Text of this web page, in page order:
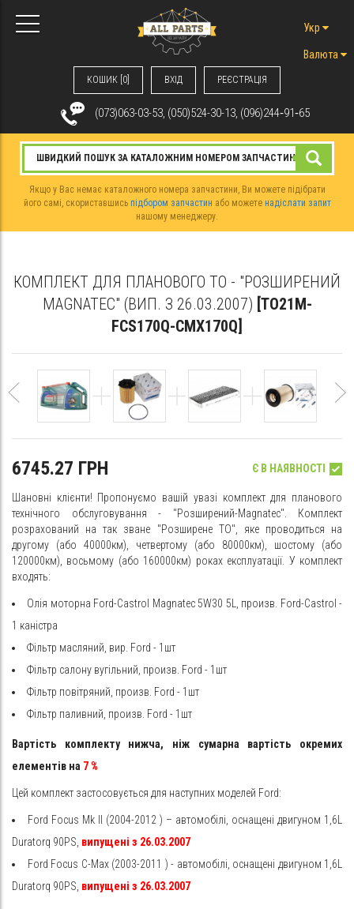
КОШИК [0] ВХIД РЕЄСТРАЦІЯ
Укр
Валюта
(073)063-03-53, (050)524-30-13, (096)244‑91‑65
Якщо у Вас немає каталожного номера запчастини, Ви можете підібрати
його самі, скориставшись підбором запчастин або можете надіслати запит
нашому менеджеру.
КОМПЛЕКТ ДЛЯ ПЛАНОВОГО ТО - "РОЗШИРЕНИЙ
MAGNATEC" (ВИП. З 26.03.2007) [TO21M-
FCS170Q-CMX170Q]
6745.27 ГРН Є В НАЯВНОСТІ
Шановні клієнти! Пропонуємо вашій увазі комплект для планового
технічного обслуговування - "Розширений-Magnatec". Комплект
розрахований на так зване "Розширене ТО", яке проводиться на
другому (або 40000км), четвертому (або 80000км), шостому (або
120000км), восьмому (або 160000км) роках експлуатації. У комплект
входять:
Олія моторна Ford-Castrol Magnatec 5W30 5L, произв. Ford-Castrol -
1 каністра
Фільтр масляний, вир. Ford - 1шт
Фільтр салону вугільний, произв. Ford - 1шт
Фільтр повітряний, произв. Ford - 1шт
Фільтр паливний, произв. Ford - 1шт
Вартість комплекту нижча, ніж сумарна вартість окремих
елементів на 7%
Цей комплект застосовується для наступних моделей Ford:
Ford Focus Mk II (2004-2012 ) – автомобілі, оснащені двигуном 1,6L
Duratorq 90PS, випущені з 26.03.2007
Ford Focus C-Max (2003-2011 ) - автомобілі, оснащені двигуном 1,6L
Duratorq 90PS, випущені з 26.03.2007